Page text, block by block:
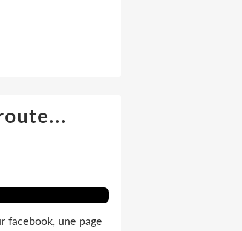
facebook, une page